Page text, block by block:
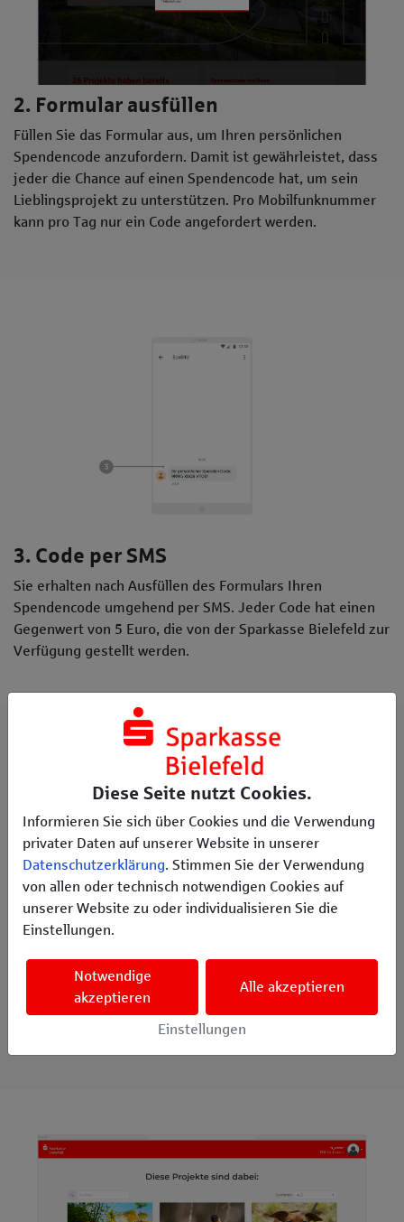
Diese Seite nutzt Cookies.
Informieren Sie sich über Cookies und die Verwendung
privater Daten auf unserer Website in unserer
Datenschutzerklärung. Stimmen Sie der Verwendung
von allen oder technisch notwendigen Cookies auf
unserer Website zu oder individualisieren Sie die
Einstellungen.
Notwendige
akzeptieren
Alle akzeptieren
Einstellungen
2. Formular ausfüllen
Füllen Sie das Formular aus, um Ihren persönlichen
Spendencode anzufordern. Damit ist gewährleistet, dass
jeder die Chance auf einen Spendencode hat, um sein
Lieblingsprojekt zu unterstützen. Pro Mobilfunknummer
kann pro Tag nur ein Code angefordert werden.
3. Code per SMS
Sie erhalten nach Ausfüllen des Formulars Ihren
Spendencode umgehend per SMS. Jeder Code hat einen
Gegenwert von 5 Euro, die von der Sparkasse Bielefeld zur
Verfügung gestellt werden.
4. Spendencode einlösen
Lösen Sie den Code, den Sie per SMS erhalten haben, auf
der
ein. Wenn Sie auf den „Einlösen“-Button
klicken, gelangen Sie automatisch zu den Projekten.